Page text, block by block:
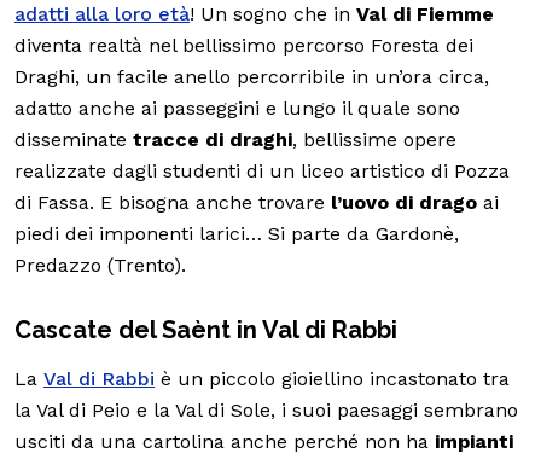
adatti alla loro età! Un sogno che in Val di Fiemme
diventa realtà nel bellissimo percorso Foresta dei
Draghi, un facile anello percorribile in un’ora circa,
adatto anche ai passeggini e lungo il quale sono
disseminate tracce di draghi, bellissime opere
realizzate dagli studenti di un liceo artistico di Pozza
di Fassa. E bisogna anche trovare l’uovo di drago ai
piedi dei imponenti larici… Si parte da Gardonè,
Predazzo (Trento).
Cascate del Saènt in Val di Rabbi
La Val di Rabbi è un piccolo gioiellino incastonato tra
la Val di Peio e la Val di Sole, i suoi paesaggi sembrano
usciti da una cartolina anche perché non ha impianti